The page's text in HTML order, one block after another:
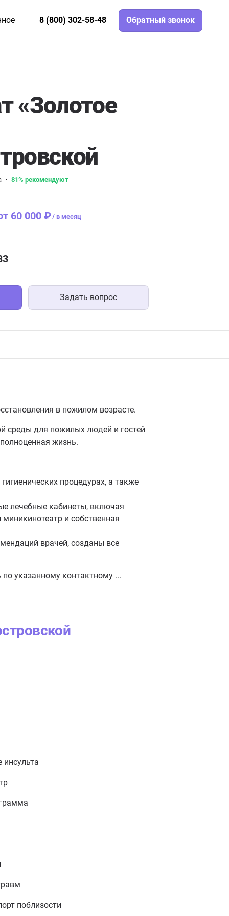
8 (800) 302-58-48 Обратный звонок
«Золотое
81% рекомендуют
60 000 ₽/ в месяц
Задать вопрос
в пожилом возрасте.
среды для пожилых людей и гостей
жизнь.
процедурах, а также
лечебные кабинеты, включая
и собственная
врачей, созданы все
указанному контактному ...
инсульта
поблизости